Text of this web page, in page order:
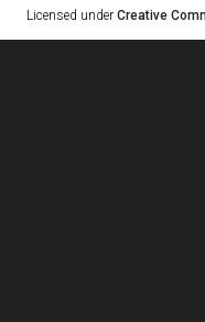
Licensed under Creative